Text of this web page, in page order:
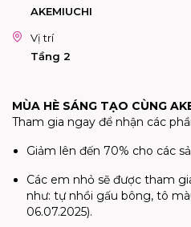
AKEMIUCHI
Vị trí
Tầng 2
MÙA HÈ SÁNG TẠO CÙNG
Tham gia ngay để nhận các
Giảm lên đến 70% cho các
Các em nhỏ sẽ được tham
như: tự nhồi gấu bông, tô
06.07.2025).